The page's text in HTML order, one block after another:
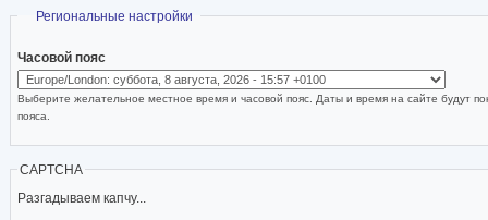
Скрыть
Региональные настройки
Часовой пояс
Выберите желательное местное время и часовой пояс. Даты и время на сайте будут
пояса.
CAPTCHA
Разгадываем капчу...